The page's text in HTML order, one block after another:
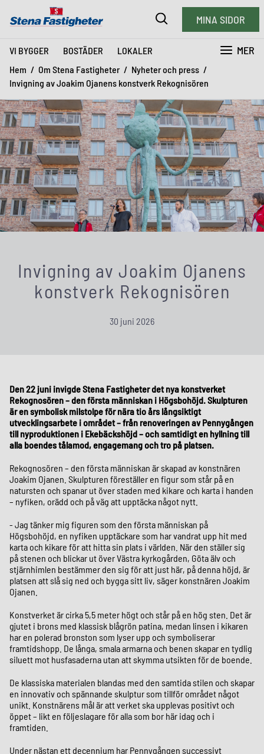
VI BYGGER BOSTÄDER LOKALER MER
MINA SIDOR
Hem Om Stena Fastigheter
Nyheter och press
Invigning av Joakim Ojanens konstverk Rekognisören
Invigning av Joakim Ojanens
konstverk Rekognisören
30 juni 2026
Den 22 juni invigde Stena Fastigheter det nya konstverket
Rekognosören – den första människan i Högsbohöjd. Skulpturen
är en symbolisk milstolpe för nära tio års långsiktigt
utvecklingsarbete i området – från renoveringen av Pennygången
till nyproduktionen i Ekebäckshöjd – och samtidigt en hyllning till
alla boendes tålamod, engagemang och tro på platsen.
Rekognosören – den första människan är skapad av konstnären
Joakim Ojanen. Skulpturen föreställer en figur som står på en
natursten och spanar ut över staden med kikare och karta i handen
– nyfiken, orädd och på väg att upptäcka något nytt.
- Jag tänker mig figuren som den första människan på
Högsbohöjd, en nyfiken upptäckare som har vandrat upp hit med
karta och kikare för att hitta sin plats i världen. När den ställer sig
på stenen och blickar ut över Västra kyrkogården, Göta älv och
stjärnhimlen bestämmer den sig för att just här, på denna höjd, är
platsen att slå sig ned och bygga sitt liv, säger konstnären Joakim
Ojanen.
Konstverket är cirka 5,5 meter högt och står på en hög sten. Det är
gjutet i brons med klassisk blågrön patina, medan linsen i kikaren
har en polerad bronston som lyser upp och symboliserar
framtidshopp. De långa, smala armarna och benen skapar en tydlig
siluett mot husfasaderna utan att skymma utsikten för de boende.
De klassiska materialen blandas med den samtida stilen och skapar
en innovativ och spännande skulptur som tillför området något
unikt. Konstnärens mål är att verket ska upplevas positivt och
öppet – likt en följeslagare för alla som bor här idag och i
framtiden.
Under nästan ett decennium har Pennygången successivt